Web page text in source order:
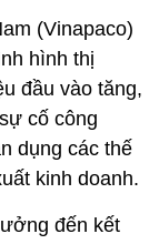
(Vinapaco)
hình thị
đầu vào tăng,
cố công
dụng các thế
kinh doanh.
đến kết